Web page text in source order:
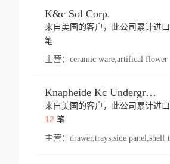
K&c Sol Corp.
来自美国的客户，此公司累计进
笔
主营： ceramic ware,artifical flower
Knapheide Kc Underground
来自美国的客户，此公司累计进
12 笔
主营：